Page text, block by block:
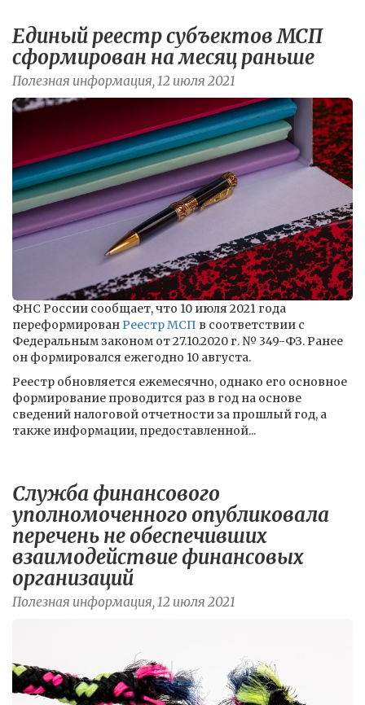
Единый реестр субъектов МСП
сформирован на месяц раньше
Полезная информация, 12 июля 2021
ФНС России сообщает, что 10 июля 2021 года
переформирован Реестр МСП в соответствии с
Федеральным законом от 27.10.2020 г. № 349-ФЗ. Ранее
он формировался ежегодно 10 августа.
Реестр обновляется ежемесячно, однако его основное
формирование проводится раз в год на основе
сведений налоговой отчетности за прошлый год, а
также информации, предоставленной...
Служба финансового
уполномоченного опубликовала
перечень не обеспечивших
взаимодействие финансовых
организаций
Полезная информация, 12 июля 2021